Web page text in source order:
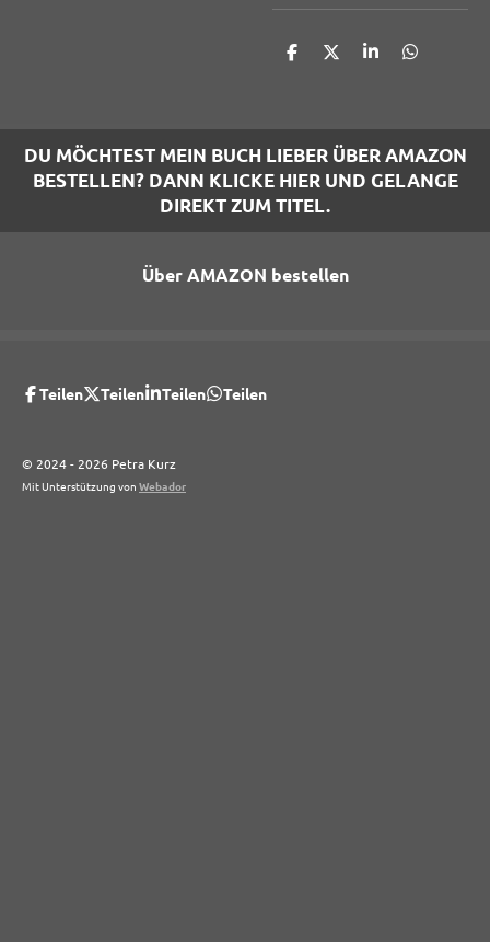
T
e
n
T
e
n
T
e
n
T
e
n
DU MÖCHTEST MEIN BUCH LIEBER ÜBER AMAZON
BESTELLEN? DANN KLICKE HIER UND GELANGE
DIREKT ZUM TITEL.
Über AMAZON bestellen
Teilen Teilen Teilen Teilen
© 2024 - 2026 Petra Kurz
Mit Unterstützung von Webador